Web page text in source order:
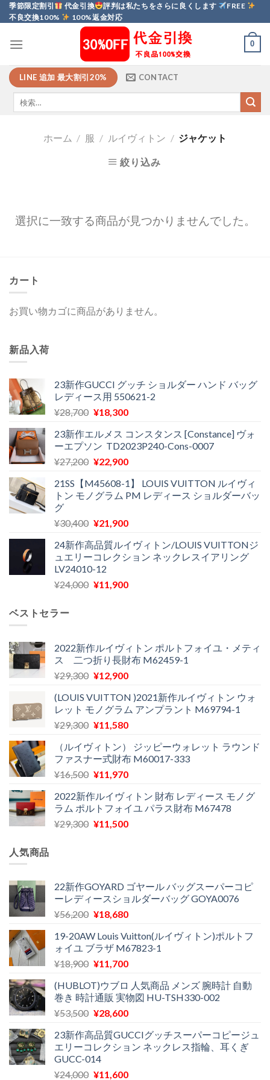
Skip
to
季節限定割引 代金引換 評判は私たちをさらに良くします
FREE
不良交換100%
100%返金対応
0
LINE 追加 最大割引20% CONTACT
ホーム / 服 / ルイヴィトン / ジャケット
絞り込み
選択に一致する商品が見つかりませんでした。
カート
お買い物カゴに商品がありません。
新品入荷
23新作GUCCI グッチ ショルダー ハンド バッグ
レディース用 550621-2
¥28,700 元
価
格
は
で
し
¥18,300現
の
価
格
¥18,300
で
23新作エルメス コンスタンス [Constance] ヴォ
ーエプソン TD2023P240-Cons-0007
¥27,200 元
価
格
¥27,200
し
た。
¥22,900現
の
価
は
で
す。
21SS【M45608-1】 LOUIS VUITTON ルイヴィ
トン モノグラム PM レディース ショルダーバッ
グ
¥30,400 元
価
格
は
¥30,400
¥21,900現
の
価
は
24新作高品質ルイヴィトン/LOUIS VUITTONジ
ュエリーコレクション ネックレスイアリング
LV24010-12
¥24,000 元
¥24,000
で
し
¥11,900現
は
¥11,900
で
ベストセラー
2022新作ルイヴィトン ポルトフォイユ・メティ
ス 二つ折り長財布 M62459-1
¥29,300 元
価
格
は
で
し
た。
¥12,900現
の
価
格
¥12,900
で
す。
(LOUIS VUITTON )2021新作ルイヴィトン ウォ
レット モノグラム アンプラント M69794-1
¥29,300 元
価
格
は
で
し
た。
¥11,580現
の
価
格
¥11,580
で
す。
（ルイヴィトン） ジッピーウォレット ラウンド
ファスナー式財布 M60017-333
¥16,500 元
価
格
は
¥11,970現
の
価
格
2022新作ルイヴィトン 財布 レディース モノグ
ラム ポルトフォイユ パラス財布 M67478
¥29,300 元
¥29,300
で
し
¥11,500現
は
¥11,500
で
人気商品
22新作GOYARD ゴヤール バッグスーパーコピ
ーレディースショルダーバッグ GOYA0076
¥56,200 元
価
格
は
で
し
た。
¥18,680現
の
価
格
¥18,680
で
す。
19-20AW Louis Vuitton(ルイヴィトン)ポルトフ
ォイユ ブラザ M67823-1
¥18,900 元
価
格
は
で
し
た。
¥11,700現
の
価
格
¥11,700
で
(HUBLOT)ウブロ 人気商品 メンズ 腕時計 自動
巻き 時計通販 実物図 HU-TSH330-002
¥53,500 元
価
格
は
¥53,500
¥28,600現
の
価
は
23新作高品質GUCCIグッチスーパーコピージュ
エリーコレクション ネックレス指輪、耳くぎ
GUCC-014
¥24,000 元
¥11,600現